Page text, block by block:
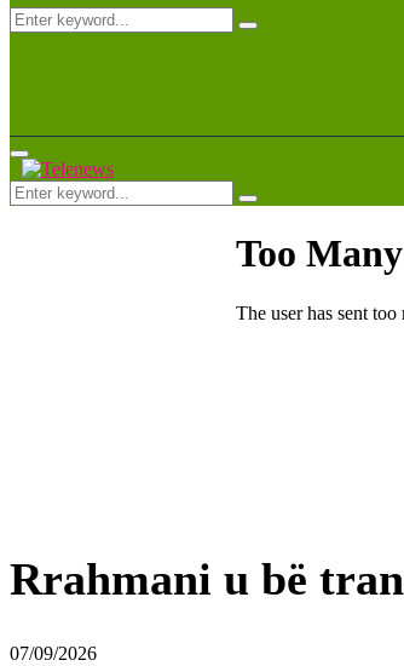
Search
Search
Primary
Menu
Search
for:
Search
Rrahmani u bë
07/09/2026